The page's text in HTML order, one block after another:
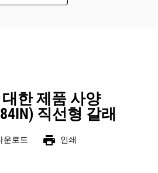
한 제품 사양
직선형 갈래
운로드 print 인쇄